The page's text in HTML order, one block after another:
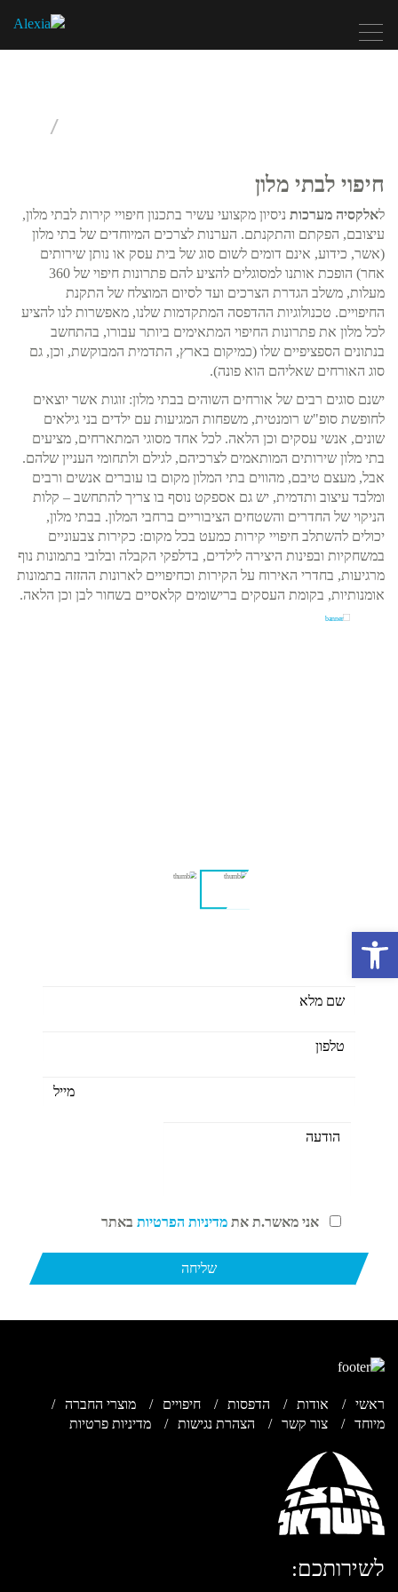
Toggle
navigation
חיפוי לבתי מלון
לאלקסיה מערכות ניסיון מקצועי עשיר בתכנון חיפויי קירות לבתי מלון,
עיצובם, הפקתם והתקנתם. הערנות לצרכים המיוחדים של בתי מלון
(אשר, כידוע, אינם דומים לשום סוג של בית עסק או נותן שירותים
אחר) הופכת אותנו למסוגלים להציע להם פתרונות חיפוי של 360
מעלות, משלב הגדרת הצרכים ועד לסיום המוצלח של התקנת
החיפויים. טכנולוגיות ההדפסה המתקדמות שלנו, מאפשרות לנו להציע
לכל מלון את פתרונות החיפוי המתאימים ביותר עבורו, בהתחשב
בנתונים הספציפיים שלו (כמיקום בארץ, התדמית המבוקשת, וכן, גם
סוג האורחים שאליהם הוא פונה).
ישנם סוגים רבים של אורחים השוהים בבתי מלון: זוגות אשר יוצאים
לחופשת סופ"ש רומנטית, משפחות המגיעות עם ילדים בני גילאים
שונים, אנשי עסקים וכן הלאה. לכל אחד מסוגי המתארחים, מציעים
בתי מלון שירותים המותאמים לצרכיהם, לגילם ולתחומי העניין שלהם.
אבל, מעצם טיבם, מהווים בתי המלון מקום בו עוברים אנשים ורבים
ומלבד עיצוב ותדמית, יש גם אספקט נוסף בו צריך להתחשב – קלות
הניקוי של החדרים והשטחים הציבוריים ברחבי המלון. בבתי מלון,
יכולים להשתלב חיפויי קירות כמעט בכל מקום: כקירות צבעוניים
במשחקיות ובפינות היצירה לילדים, בדלפקי הקבלה ובלובי בתמונות נוף
מרגיעות, בחדרי האירוח על הקירות וכחיפויים לארונות ההזזה בתמונות
אומנותיות, בקומת העסקים ברישומים קלאסיים בשחור לבן וכן הלאה.
כאן לרשותכם ליצור יחדיו צבעוניות
אני מאשר.ת את מדיניות הפרטיות באתר
ראשי אודות הדפסות חיפויים
מוצרי החברה
מיוחד
צור קשר הצהרת נגישות מדיניות פרטיות
לשירותכם:
פתח סרגל נגישות